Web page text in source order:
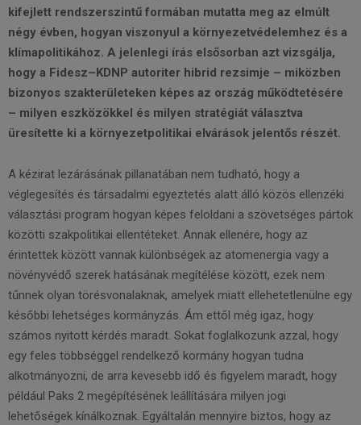
kifejlett rendszerszintű formában mutatta meg az elmúlt
négy évben, hogyan viszonyul a környezetvédelemhez és a
klímapolitikához. A jelenlegi írás elsősorban azt vizsgálja,
hogy a Fidesz–KDNP autoriter hibrid rezsimje – miközben
bizonyos szakterületeken képes az ország működtetésére
– milyen eszközökkel és milyen stratégiát választva
üresítette ki a környezetpolitikai elvárások jelentős részét.
A kézirat lezárásának pillanatában nem tudható, hogy a
véglegesítés és társadalmi egyeztetés alatt álló közös ellenzéki
választási program hogyan képes feloldani a szövetséges pártok
közötti szakpolitikai ellentéteket. Annak ellenére, hogy az
érintettek között vannak különbségek az atomenergia vagy a
növényvédő szerek hatásának megítélése között, ezek nem
tűnnek olyan törésvonalaknak, amelyek miatt ellehetetlenülne egy
későbbi lehetséges kormányzás. Ám ettől még igaz, hogy
számos nyitott kérdés maradt. Sokat foglalkozunk azzal, hogy
egy feles többséggel rendelkező kormány hogyan tudna
alkotmányozni, de arra kevesebb idő és figyelem maradt, hogy
például Paks 2 megépítésének leállítására milyen jogi
lehetőségek kínálkoznak. Egyáltalán mennyire biztos, hogy az